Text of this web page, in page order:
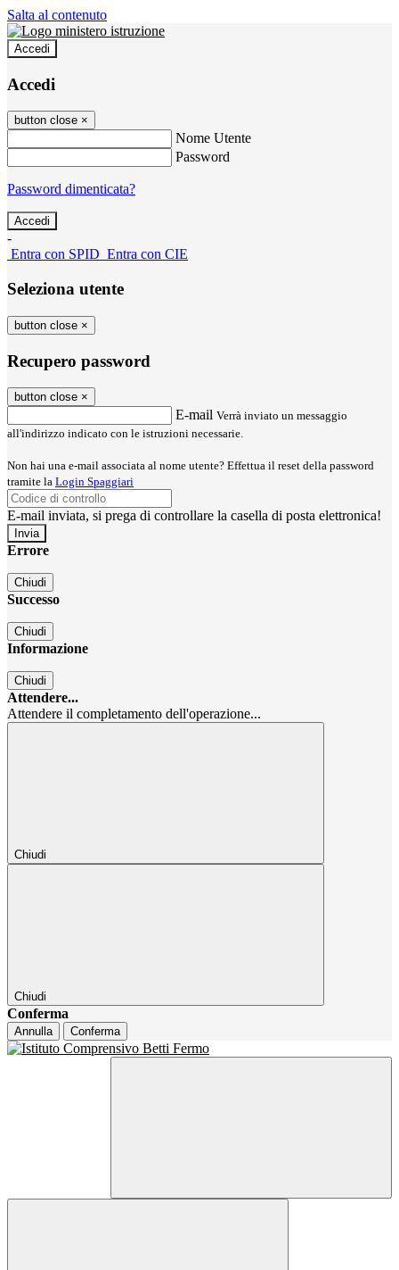
Salta al contenuto
Accedi
Accedi
button close ×
Nome Utente
Password
Password dimenticata?
-
Entra con SPID Entra con CIE
Seleziona utente
button close ×
Recupero password
button close ×
E-mail Verrà inviato un messaggio
all'indirizzo indicato con le istruzioni necessarie.
Non hai una e-mail associata al nome utente? Effettua il reset della password
tramite la Login Spaggiari
E-mail inviata, si prega di controllare la casella di posta elettronica!
Errore
Chiudi
Successo
Chiudi
Informazione
Chiudi
Attendere...
Attendere il completamento dell'operazione...
Chiudi
Chiudi
Conferma
Annulla Conferma